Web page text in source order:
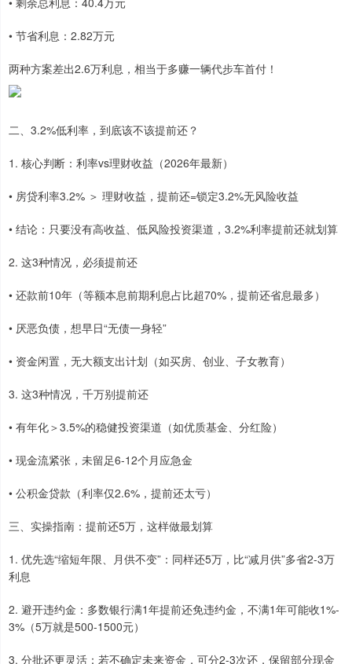
• 节省利息：2.82万元
两种方案差出2.6万利息，相当于多赚一辆代步车首付！
二、3.2%低利率，到底该不该提前还？
1. 核心判断：利率vs理财收益（2026年最新）
• 房贷利率3.2% ＞ 理财收益，提前还=锁定3.2%无风险收益
• 结论：只要没有高收益、低风险投资渠道，3.2%利率提前还就划算
2. 这3种情况，必须提前还
• 还款前10年（等额本息前期利息占比超70%，提前还省息最多）
• 厌恶负债，想早日“无债一身轻”
• 资金闲置，无大额支出计划（如买房、创业、子女教育）
3. 这3种情况，千万别提前还
• 有年化＞3.5%的稳健投资渠道（如优质基金、分红险）
• 现金流紧张，未留足6-12个月应急金
• 公积金贷款（利率仅2.6%，提前还太亏）
三、实操指南：提前还5万，这样做最划算
1. 优先选“缩短年限、月供不变”：同样还5万，比“减月供”多省2-3万
利息
2. 避开违约金：多数银行满1年提前还免违约金，不满1年可能收1%-
3%（5万就是500-1500元）
3. 分批还更灵活：若不确定未来资金，可分2-3次还，保留部分现金